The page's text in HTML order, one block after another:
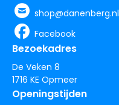
shop@danenberg.nl
Facebook
Bezoekadres
De Veken 8
1716 KE Opmeer
Openingstijden